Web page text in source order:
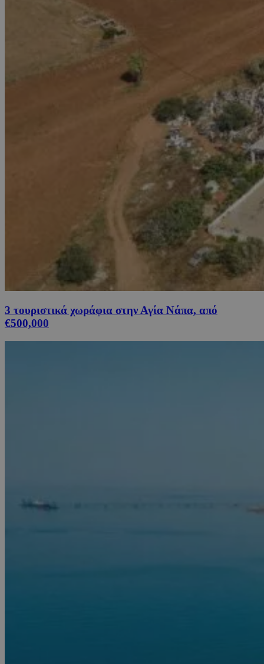
3 τουριστικά χωράφια στην Αγία Νάπα, από
€500,000